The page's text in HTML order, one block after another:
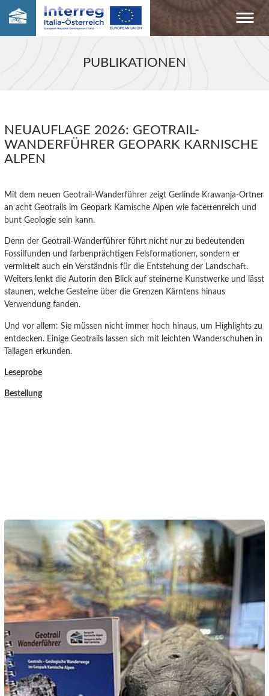
PUBLIKATIONEN
NEUAUFLAGE 2026: GEOTRAIL-
WANDERFÜHRER GEOPARK KARNISCHE
ALPEN
Mit dem neuen Geotrail-Wanderführer zeigt Gerlinde Krawanja-Ortner
an acht Geotrails im Geopark Karnische Alpen wie facettenreich und
bunt Geologie sein kann.
Denn der Geotrail-Wanderführer führt nicht nur zu bedeutenden
Fossilfunden und farbenprächtigen Felsformationen, sondern er
vermittelt auch ein Verständnis für die Entstehung der Landschaft.
Weiters lenkt die Autorin den Blick auf steinerne Kunstwerke und lässt
staunen, welche Gesteine über die Grenzen Kärntens hinaus
Verwendung fanden.
Und vor allem: Sie müssen nicht immer hoch hinaus, um Highlights zu
entdecken. Einige Geotrails lassen sich mit leichten Wanderschuhen in
Tallagen erkunden.
Leseprobe
Bestellung